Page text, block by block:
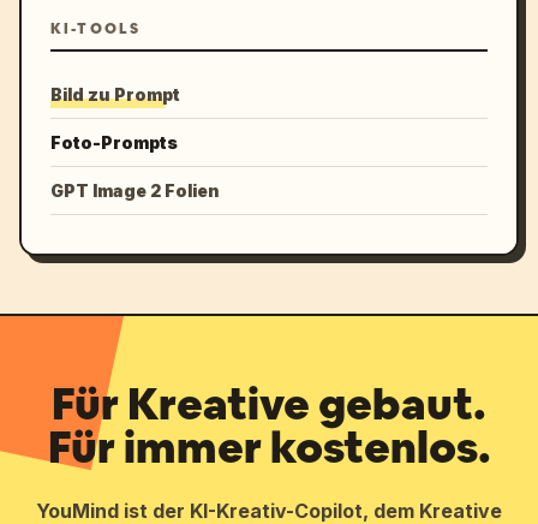
KI-TOOLS
Bild zu Prompt
Foto-Prompts
GPT Image 2 Folien
Für Kreative gebaut.
Für immer kostenlos.
YouMind ist der KI-Kreativ-Copilot, dem Kreative